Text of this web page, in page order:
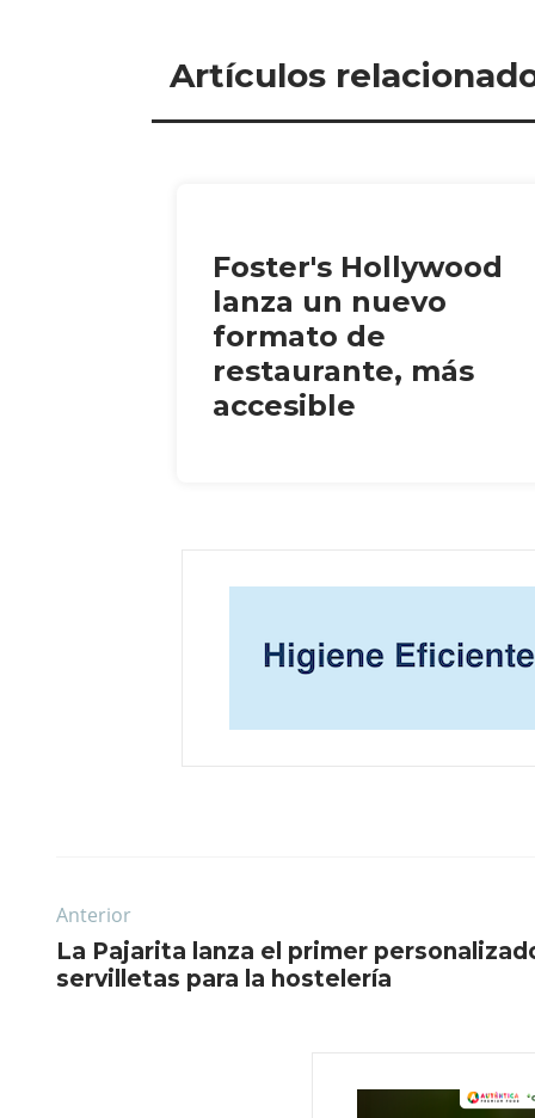
Artículos
Foster's Hollywood
lanza un nuevo
formato de
restaurante, más
accesible
Anterior
La Pajarita lanza el primer
servilletas para la hostelería